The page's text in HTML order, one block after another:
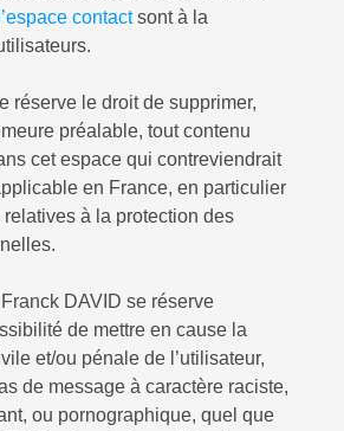
l’espace contact sont à la
réserve le droit de supprimer,
préalable, tout contenu
cet espace qui contreviendrait
en France, en particulier
à la protection des
DAVID se réserve
de mettre en cause la
et/ou pénale de l’utilisateur,
de message à caractère raciste,
ou pornographique, quel que